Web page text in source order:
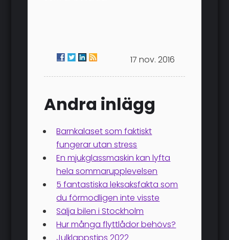
17 nov. 2016
Andra inlägg
Barnkalaset som faktiskt
fungerar utan stress
En mjukglassmaskin kan lyfta
hela sommarupplevelsen
5 fantastiska leksaksfakta som
du förmodligen inte visste
Sälja bilen i Stockholm
Hur många flyttlådor behövs?
Julklappstips 2022